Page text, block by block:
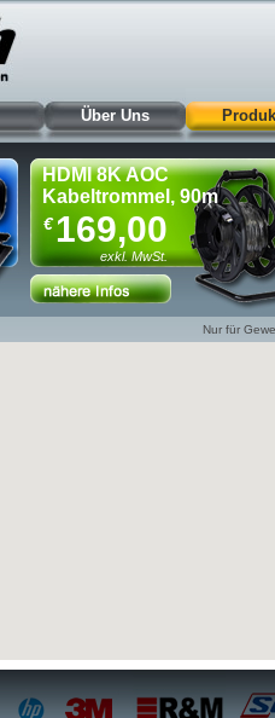
Über Uns
HDMI 8K AOC
Kabeltrommel, 90m
169,00
€
exkl. MwSt.
Nur für